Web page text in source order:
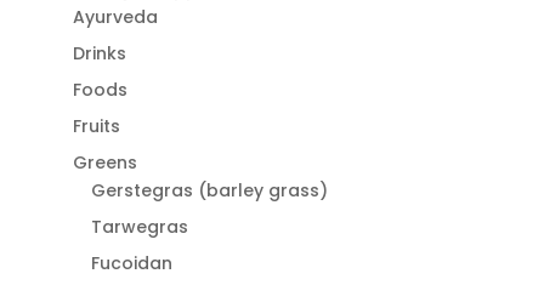
Ayurveda
Drinks
Foods
Fruits
Greens
Gerstegras (barley grass)
Tarwegras
Fucoidan